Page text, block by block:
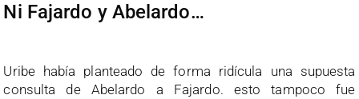
Ni Fajardo y Abelardo…
Uribe había planteado de forma ridícula una supuesta
consulta de Abelardo a Fajardo. esto tampoco fue